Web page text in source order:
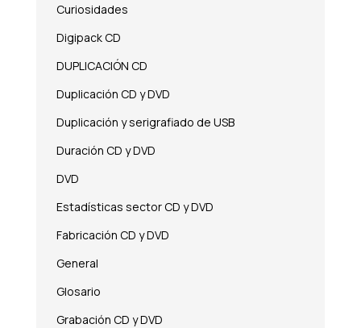
Curiosidades
Digipack CD
DUPLICACIÓN CD
Duplicación CD y DVD
Duplicación y serigrafiado de USB
Duración CD y DVD
DVD
Estadísticas sector CD y DVD
Fabricación CD y DVD
General
Glosario
Grabación CD y DVD